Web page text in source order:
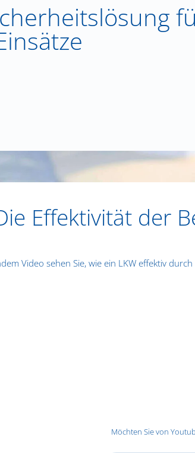
Effektivität der
Video sehen Sie, wie ein LKW effektiv
Möchten Sie von